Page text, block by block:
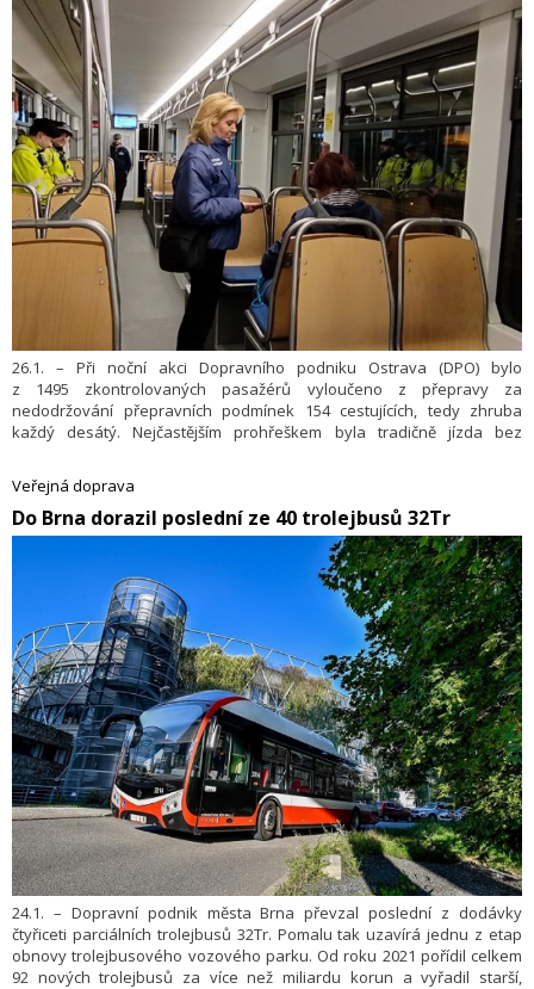
problémem.
26.1. – Při noční akci Dopravního podniku Ostrava (DPO) bylo
z 1495 zkontro­lovaných pasažérů vyloučeno z přepravy za
nedodržování přepravních podmínek 154 cestujících, tedy zhruba
každý desátý. Nejčastějším prohřeškem byla tradičně jízda bez
vlivem alkoholu chovali obtěžujícím způsobem. Informovala o tom
včera sdělila mluvčí DPO Tereza Šnoblová.
Veřejná doprava
​Do Brna dorazil poslední ze 40 trolejbusů 32Tr
24.1. – Dopravní podnik města Brna převzal poslední z dodávky
čtyřiceti parciálních trolejbusů 32Tr. Pomalu tak uzavírá jednu z etap
obnovy trolejbusového vozového parku. Od roku 2021 pořídil celkem
92 nových trolejbusů za více než miliardu korun a vyřadil starší,